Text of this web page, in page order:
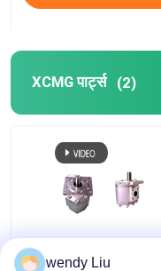
XCMG पार्ट्स (2)
एक्ससीएमजी 803092152
wendy Liu